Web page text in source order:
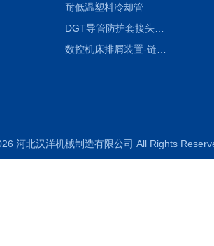
耐低温塑料冷却管
DGT导管防护套接头形式与参数
数控机床排屑装置-链板式排屑机
河北汉洋机械制造有限公司 All Rights